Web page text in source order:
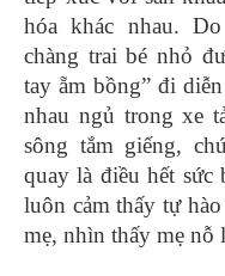
hóa khác nhau.
chàng trai bé nhỏ
tay ẵm bồng” đi
nhau ngủ trong xe
sông tắm giếng,
quay là điều hết
luôn cảm thấy tự
mẹ, nhìn thấy mẹ nỗ